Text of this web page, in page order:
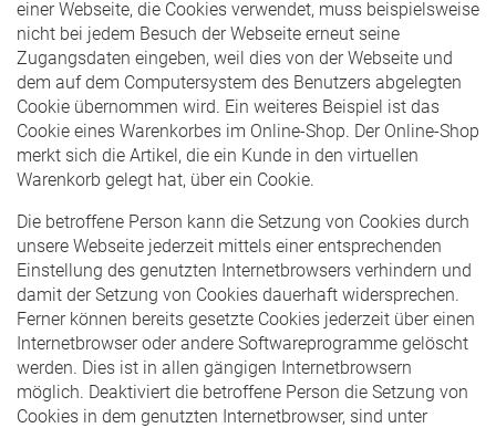
einer Webseite, die Cookies verwendet, muss beispielsweise
nicht bei jedem Besuch der Webseite erneut seine
Zugangsdaten eingeben, weil dies von der Webseite und
dem auf dem Computersystem des Benutzers abgelegten
Cookie übernommen wird. Ein weiteres Beispiel ist das
Cookie eines Warenkorbes im Online-Shop. Der Online-Shop
merkt sich die Artikel, die ein Kunde in den virtuellen
Warenkorb gelegt hat, über ein Cookie.
Die betroffene Person kann die Setzung von Cookies durch
unsere Webseite jederzeit mittels einer entsprechenden
Einstellung des genutzten Internetbrowsers verhindern und
damit der Setzung von Cookies dauerhaft widersprechen.
Ferner können bereits gesetzte Cookies jederzeit über einen
Internetbrowser oder andere Softwareprogramme gelöscht
werden. Dies ist in allen gängigen Internetbrowsern
möglich. Deaktiviert die betroffene Person die Setzung von
Cookies in dem genutzten Internetbrowser, sind unter